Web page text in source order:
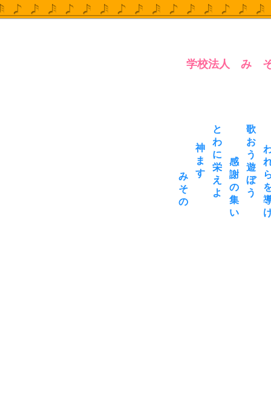
学校法人 み
み
そ
の
神
ま
す
と
わ
に
栄
え
よ
感
謝
の
集
い
歌
お
う
遊
ぼ
う